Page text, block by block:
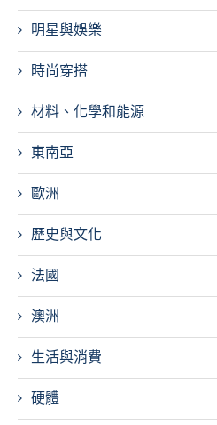
明星與娛樂
時尚穿搭
材料、化學和能源
東南亞
歐洲
歷史與文化
法國
澳洲
生活與消費
硬體